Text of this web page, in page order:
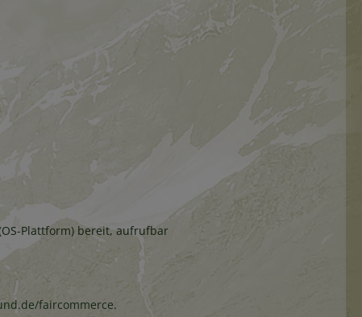
Plattform) bereit, aufrufbar
faircommerce.